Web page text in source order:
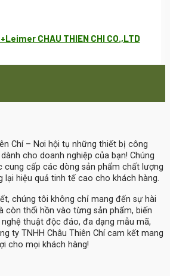
CHAU THIEN CHI CO.,LTD
Chí– Nơi hội tụ những thiết bị công
cho doanh nghiệp của bạn! Chúng
cung cấp các dòng sản phẩm chất lượng
lại hiệu quả tinh tế cao cho khách hàng.
chúng tôi không chỉ mang đến sự hài
còn thổi hồn vào từng sản phẩm, biến
thuật độc đáo, đa dạng mẫu mã,
ty TNHH Châu Thiên Chí cam kết mang
cho mọi khách hàng!